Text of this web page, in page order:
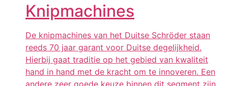
Knipmachines
De knipmachines van het Duitse Schröder staan
reeds 70 jaar garant voor Duitse degelijkheid.
Hierbij gaat traditie op het gebied van kwaliteit
hand in hand met de kracht om te innoveren. Een
andere zeer goede keuze binnen dit segment zijn